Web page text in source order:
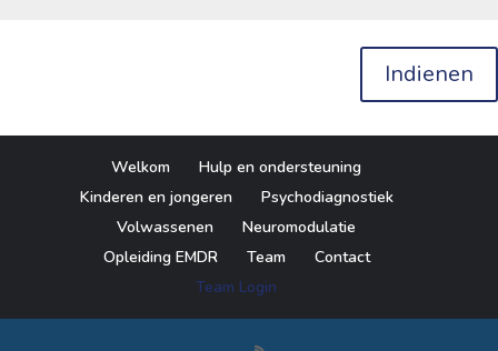
Indienen
Welkom
Hulp en ondersteuning
Kinderen en jongeren
Psychodiagnostiek
Volwassenen
Neuromodulatie
Opleiding EMDR
Team
Contact
Team Login